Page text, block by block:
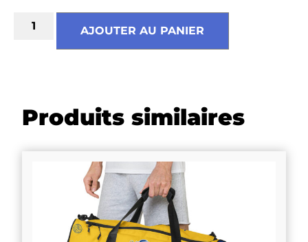
AJOUTER AU PANIER
Produits similaires